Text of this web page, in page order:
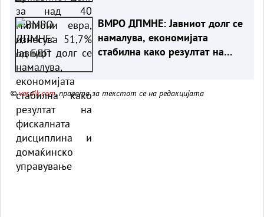
ВМРО ДПМНЕ: Јавниот долг се
намалува, економијата
стабилна како резултат на
©vesnik.com, правата за текстот се на редакцијата